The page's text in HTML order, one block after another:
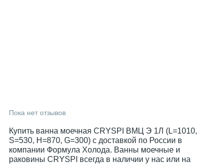
Пока нет отзывов
Купить ванна моечная CRYSPI ВМЦ Э 1Л (L=1010,
S=530, H=870, G=300) с доставкой по России в
компании Формула Холода. Ванны моечные и
раковины CRYSPI всегда в наличии у нас или на